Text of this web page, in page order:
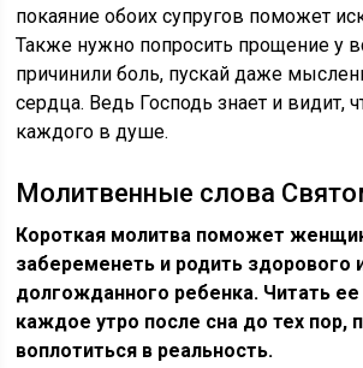
покаяние обоих супругов поможет
Также нужно попросить прощение у
причинили боль, пускай даже
сердца. Ведь Господь знает и видит,
каждого в душе.
Молитвенные слова
Короткая молитва поможет
забеременеть и родить здорового
долгожданного ребенка. Читать
каждое утро после сна до тех пор,
воплотиться в реальность.